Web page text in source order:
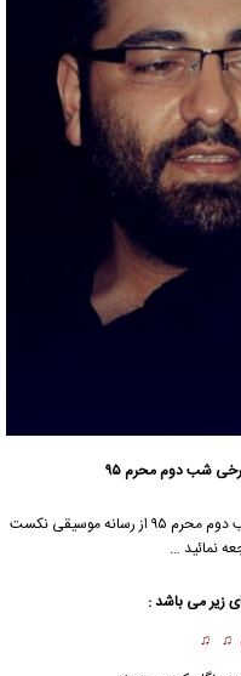
شب دوم محرم ۹۵
در شب دوم محرم ۹۵ از رسانه موسیقی نکست
نمائید …
زیر می باشد :
♫ ♫